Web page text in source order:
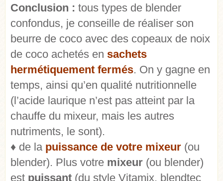
Conclusion : tous types de blender
confondus, je conseille de réaliser son
beurre de coco avec des copeaux de noix
de coco achetés en sachets
hermétiquement fermés. On y gagne en
temps, ainsi qu’en qualité nutritionnelle
(l’acide laurique n’est pas atteint par la
chauffe du mixeur, mais les autres
nutriments, le sont).
♦ de la puissance de votre mixeur (ou
blender). Plus votre mixeur (ou blender)
est puissant (du style Vitamix, blendtec